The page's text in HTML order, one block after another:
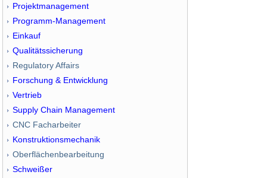
Projektmanagement
Programm-Management
Einkauf
Qualitätssicherung
Regulatory Affairs
Forschung & Entwicklung
Vertrieb
Supply Chain Management
CNC Facharbeiter
Konstruktionsmechanik
Oberflächenbearbeitung
Schweißer